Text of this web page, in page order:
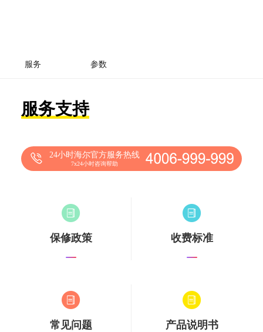
服务 参数
服务支持
24小时海尔官方服务热线
7x24小时咨询帮助
保修政策 收费标准
常见问题 产品说明书